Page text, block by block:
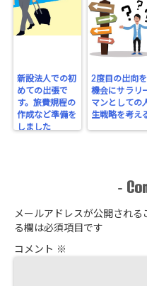
新設法人での初
めての出張で
す。旅費規程の
作成など準備を
しました
2度目の出向を
機会にサラリ
マンとしての
生戦略を考え
-
メールアドレスが公開される
る欄は必須項目です
コメント ※